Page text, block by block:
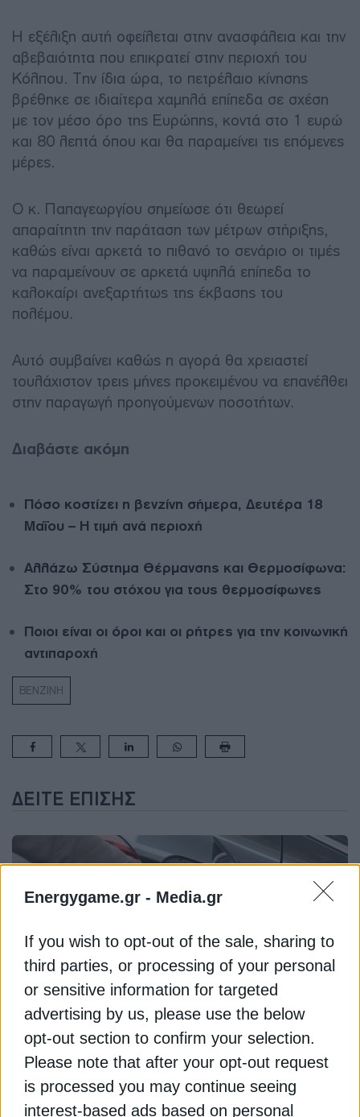
Energygame.gr - Media.gr
If you wish to opt-out of the sale, sharing to
third parties, or processing of your personal
or sensitive information for targeted
advertising by us, please use the below
opt-out section to confirm your selection.
Please note that after your opt-out request
is processed you may continue seeing
interest-based ads based on personal
Η εξέλιξη αυτή οφείλεται στην ανασφάλεια και την
αβεβαιότητα που επικρατεί στην περιοχή του
Κόλπου. Την ίδια ώρα, το πετρέλαιο κίνησης
βρέθηκε σε ιδιαίτερα χαμηλά επίπεδα σε σχέση
με τον μέσο όρο της Ευρώπης, κοντά στο 1 ευρώ
και 80 λεπτά όπου και θα παραμείνει τις επόμενες
μέρες.
Ο κ. Παπαγεωργίου σημείωσε ότι θεωρεί
απαραίτητη την παράταση των μέτρων στήριξης,
καθώς είναι αρκετά το πιθανό το σενάριο οι τιμές
να παραμείνουν σε αρκετά υψηλά επίπεδα το
καλοκαίρι ανεξαρτήτως της έκβασης του
πολέμου.
Αυτό συμβαίνει καθώς η αγορά θα χρειαστεί
τουλάχιστον τρεις μήνες προκειμένου να επανέλθει
στην παραγωγή προηγούμενων ποσοτήτων.
Διαβάστε ακόμη
Πόσο κοστίζει η βενζίνη σήμερα, Δευτέρα 18
Μαΐου – Η τιμή ανά περιοχή
Αλλάζω Σύστημα Θέρμανσης και Θερμοσίφωνα:
Στο 90% του στόχου για τους θερμοσίφωνες
Ποιοι είναι οι όροι και οι ρήτρες για την κοινωνική
αντιπαροχή
ΒΕΝΖΙΝΗ
ΔΕΊΤΕ ΕΠΊΣΗΣ
ΧΡΗΣΤΙΚΑ
Πόσο κοστίζει η βενζίνη σήμερα, Τρίτη 28
Ιουλίου – Η τιμή ανά περιοχή
28 Ιουλίου 2026